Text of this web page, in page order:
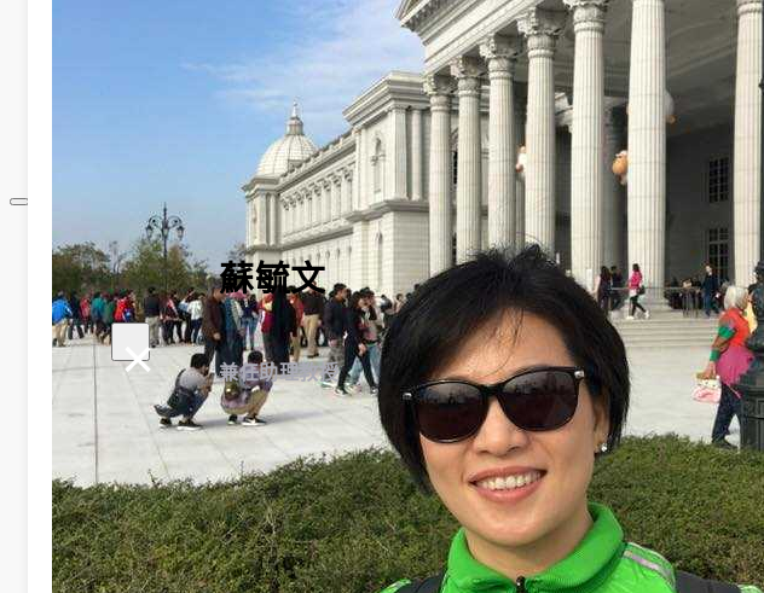
×
訪談照片
最新消息
系所公告
招生
活動
榮譽榜
獎助學金
學程簡介
師資陣容
課程資訊
招生資訊
成果發表
活動集錦
蘇毓文
兼任助理教授